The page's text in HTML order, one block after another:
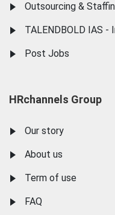
Outsourcing &
TALENDBOLD IAS -
Post Jobs
HRchannels Group
Our story
About us
Term of use
FAQ